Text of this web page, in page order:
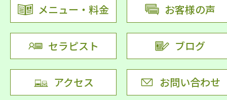
メニュー・料金 お客様の声
セラピスト ブログ
アクセス お問い合わせ